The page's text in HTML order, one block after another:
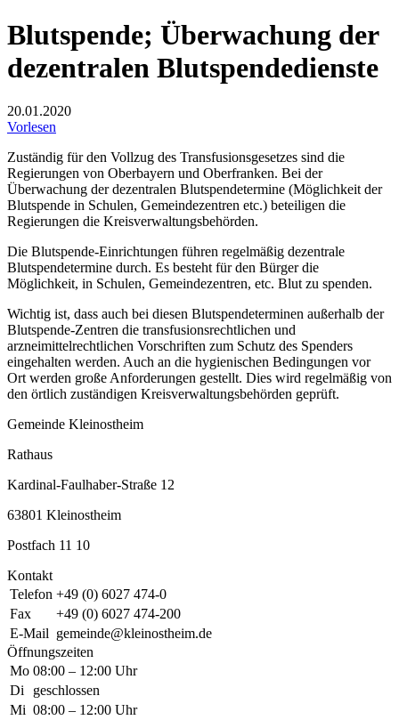
Blutspende; Überwachung der
dezentralen Blutspendedienste
20.01.2020
Vorlesen
Zuständig für den Vollzug des Transfusionsgesetzes sind die
Regierungen von Oberbayern und Oberfranken. Bei der
Überwachung der dezentralen Blutspendetermine (Möglichkeit der
Blutspende in Schulen, Gemeindezentren etc.) beteiligen die
Regierungen die Kreisverwaltungsbehörden.
Die Blutspende-Einrichtungen führen regelmäßig dezentrale
Blutspendetermine durch. Es besteht für den Bürger die
Möglichkeit, in Schulen, Gemeindezentren, etc. Blut zu spenden.
Wichtig ist, dass auch bei diesen Blutspendeterminen außerhalb der
Blutspende-Zentren die transfusionsrechtlichen und
arzneimittelrechtlichen Vorschriften zum Schutz des Spenders
eingehalten werden. Auch an die hygienischen Bedingungen vor
Ort werden große Anforderungen gestellt. Dies wird regelmäßig von
den örtlich zuständigen Kreisverwaltungsbehörden geprüft.
Gemeinde Kleinostheim
Rathaus
Kardinal-Faulhaber-Straße 12
63801 Kleinostheim
Postfach 11 10
Kontakt
Telefon +49 (0) 6027 474-0
Fax
+49 (0) 6027 474-200
E-Mail gemeinde@kleinostheim.de
Öffnungszeiten
Mo 08:00 – 12:00 Uhr
Di
geschlossen
Mi 08:00 – 12:00 Uhr